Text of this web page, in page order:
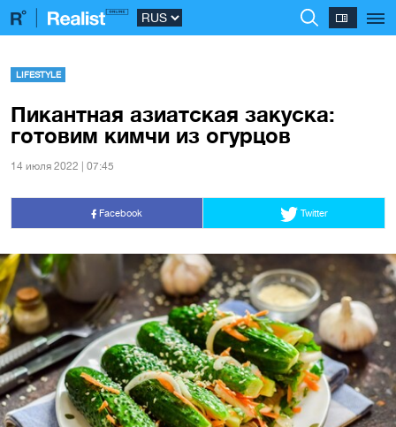
LIFESTYLE
Пикантная азиатская закуска:
готовим кимчи из огурцов
14 июля 2022 | 07:45
Facebook Twitter